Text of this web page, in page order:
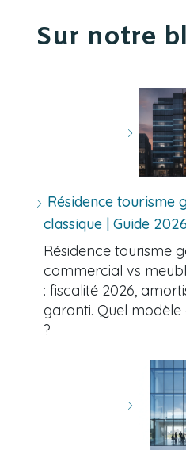
Sur notre
Résidence tourisme
classique | Guide 2026
Résidence tourisme
commercial vs
: fiscalité 2026,
garanti. Quel
?